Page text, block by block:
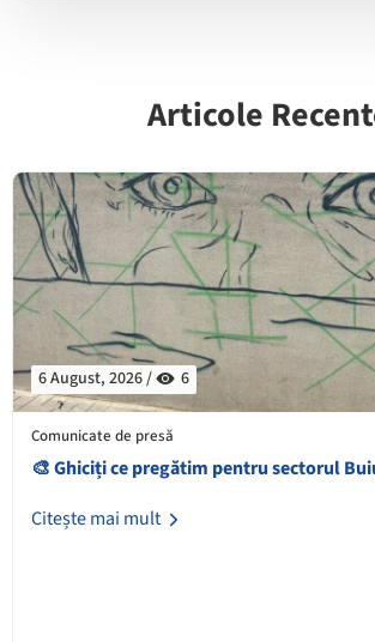
Articole
6 August, 2026 / 6
Comunicate de presă
🎨 Ghiciți ce pregătim pentru sectorul
Citește mai mult